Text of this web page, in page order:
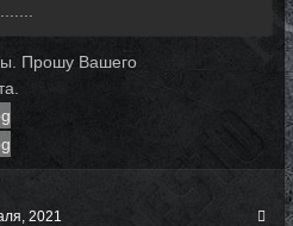
Прошу Вашего
2021